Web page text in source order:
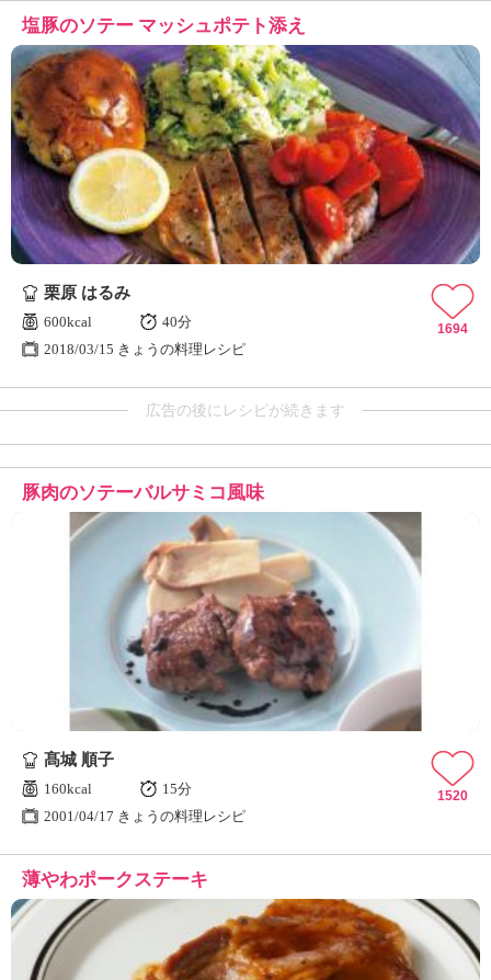
塩豚のソテー マッシュポテト添え
栗原 はるみ
600kcal
40分
2018/03/15 きょうの料理レシピ
1694
広告の後にレシピが続きます
豚肉のソテーバルサミコ風味
髙城 順子
160kcal
15分
2001/04/17 きょうの料理レシピ
1520
薄やわポークステーキ